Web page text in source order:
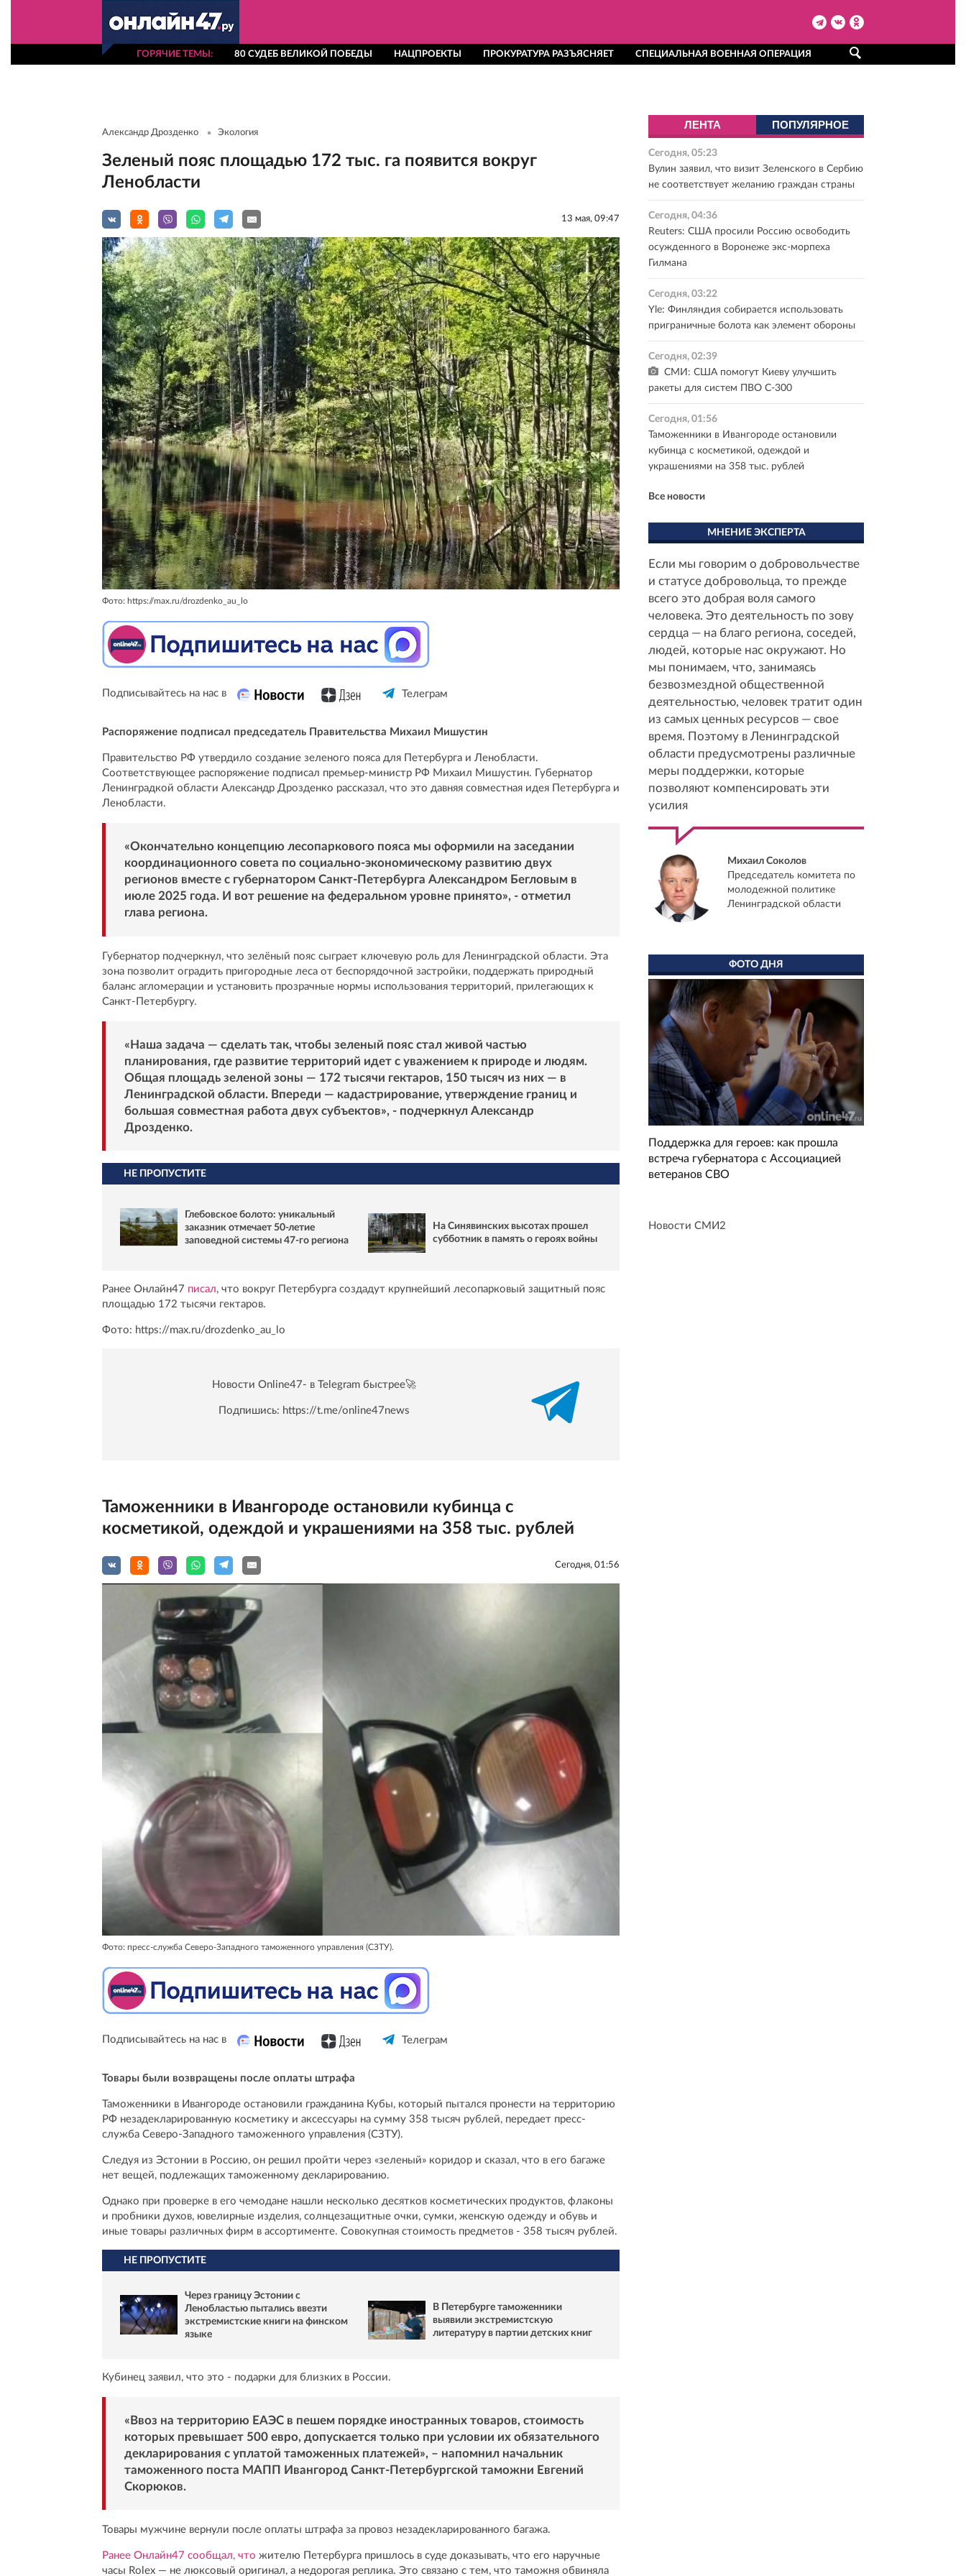
ГОРЯЧИЕ ТЕМЫ 80 СУДЕБ ВЕЛИКОЙ ПОБЕДЫ НАЦПРОЕКТЫ ПРОКУРАТУРА РАЗЪЯСНЯЕТ СПЕЦИАЛЬНАЯ ВОЕННАЯ ОПЕРАЦИЯ
Александр Дрозденко Экология
Зеленый пояс площадью 172 тыс. га появится вокруг
Ленобласти
13 мая, 09:47
Фото: https://max.ru/drozdenko_au_lo
Подписывайтесь на нас в Телеграм
Распоряжение подписал председатель Правительства Михаил Мишустин
Правительство РФ утвердило создание зеленого пояса для Петербурга и Ленобласти.
Соответствующее распоряжение подписал премьер-министр РФ Михаил Мишустин. Губернатор
Ленинградкой области Александр Дрозденко рассказал, что это давняя совместная идея Петербурга и
Ленобласти.
«Окончательно концепцию лесопаркового пояса мы оформили на заседании
координационного совета по социально-экономическому развитию двух
регионов вместе с губернатором Санкт-Петербурга Александром Бегловым в
июле 2025 года. И вот решение на федеральном уровне принято», - отметил
глава региона.
Губернатор подчеркнул, что зелёный пояс сыграет ключевую роль для Ленинградской области. Эта
зона позволит оградить пригородные леса от беспорядочной застройки, поддержать природный
баланс агломерации и установить прозрачные нормы использования территорий, прилегающих к
Санкт-Петербургу.
«Наша задача — сделать так, чтобы зеленый пояс стал живой частью
планирования, где развитие территорий идет с уважением к природе и людям.
Общая площадь зеленой зоны — 172 тысячи гектаров, 150 тысяч из них — в
Ленинградской области. Впереди — кадастрирование, утверждение границ и
большая совместная работа двух субъектов», - подчеркнул Александр
Дрозденко.
НЕ ПРОПУСТИТЕ
Глебовское болото: уникальный
заказник отмечает 50-летие
заповедной системы 47-го региона
На Синявинских высотах прошел
субботник в память о героях войны
Ранее Онлайн47 писал, что вокруг Петербурга создадут крупнейший лесопарковый защитный пояс
площадью 172 тысячи гектаров.
Фото: https://max.ru/drozdenko_au_lo
Новости Online47- в Telegram быстрее🚀
Подпишись: https://t.me/online47news
Таможенники в Ивангороде остановили кубинца с
косметикой, одеждой и украшениями на 358 тыс. рублей
Сегодня, 01:56
Фото: пресс-служба Северо-Западного таможенного управления (СЗТУ).
Подписывайтесь на нас в Телеграм
Товары были возвращены после оплаты штрафа
Таможенники в Ивангороде остановили гражданина Кубы, который пытался пронести на территорию
РФ незадекларированную косметику и аксессуары на сумму 358 тысяч рублей, передает пресс-
служба Северо-Западного таможенного управления (СЗТУ).
Следуя из Эстонии в Россию, он решил пройти через «зеленый» коридор и сказал, что в его багаже
нет вещей, подлежащих таможенному декларированию.
Однако при проверке в его чемодане нашли несколько десятков косметических продуктов, флаконы
и пробники духов, ювелирные изделия, солнцезащитные очки, сумки, женскую одежду и обувь и
иные товары различных фирм в ассортименте. Совокупная стоимость предметов - 358 тысяч рублей.
НЕ ПРОПУСТИТЕ
Через границу Эстонии с
Ленобластью пытались ввезти
экстремистские книги на финском
языке
В Петербурге таможенники
выявили экстремистскую
литературу в партии детских книг
Кубинец заявил, что это - подарки для близких в России.
«Ввоз на территорию ЕАЭС в пешем порядке иностранных товаров, стоимость
которых превышает 500 евро, допускается только при условии их обязательного
декларирования с уплатой таможенных платежей», – напомнил начальник
таможенного поста МАПП Ивангород Санкт-Петербургской таможни Евгений
Скорюков.
Товары мужчине вернули после оплаты штрафа за провоз незадекларированного багажа.
Ранее Онлайн47 сообщал, что жителю Петербурга пришлось в суде доказывать, что его наручные
часы Rolex — не люксовый оригинал, а недорогая реплика. Это связано с тем, что таможня обвиняла
ЛЕНТА ПОПУЛЯРНОЕ
Сегодня, 05:23
Вулин заявил, что визит Зеленского в Сербию
не соответствует желанию граждан страны
Сегодня, 04:36
Reuters: США просили Россию освободить
осужденного в Воронеже экс-морпеха
Гилмана
Сегодня, 03:22
Yle: Финляндия собирается использовать
приграничные болота как элемент обороны
Сегодня, 02:39
СМИ: США помогут Киеву улучшить
ракеты для систем ПВО С-300
Сегодня, 01:56
Таможенники в Ивангороде остановили
кубинца с косметикой, одеждой и
украшениями на 358 тыс. рублей
Все новости
МНЕНИЕ ЭКСПЕРТА
Если мы говорим о добровольчестве
и статусе добровольца, то прежде
всего это добрая воля самого
человека. Это деятельность по зову
сердца — на благо региона, соседей,
людей, которые нас окружают. Но
мы понимаем, что, занимаясь
безвозмездной общественной
деятельностью, человек тратит один
из самых ценных ресурсов — свое
время. Поэтому в Ленинградской
области предусмотрены различные
меры поддержки, которые
позволяют компенсировать эти
усилия
Михаил Соколов
Председатель комитета по
молодежной политике
Ленинградской области
ФОТО ДНЯ
Поддержка для героев: как прошла
встреча губернатора с Ассоциацией
ветеранов СВО
Новости СМИ2